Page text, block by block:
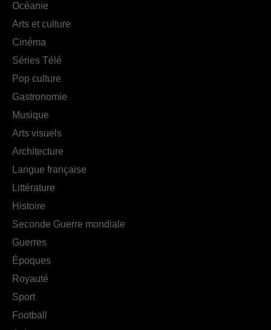
Océanie
Arts et culture
Cinéma
Séries Télé
Pop culture
Gastronomie
Musique
Arts visuels
Architecture
Langue française
Littérature
Histoire
Seconde Guerre mondiale
Guerres
Époques
Royauté
Sport
Football